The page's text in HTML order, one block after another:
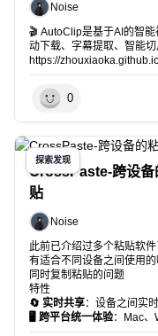
Noise
🎬 AutoClip是基于AI的智
动下载、字幕提取、智能切
https://
https://github.com/
0
探索发现
CrossPaste-跨设备
贴
Noise
此前已介绍过多个粘贴软
有适合不同设备之间使用
同时复制粘贴的问题
特性
🔄 实时共享：设备之间实
🖥️ 跨平台统一体验：Mac、